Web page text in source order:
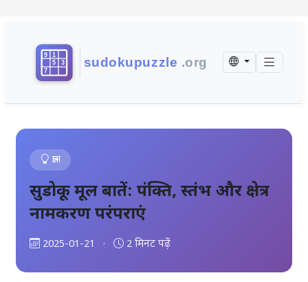
ज्ञान
सुडोकू मूल बातें: पंक्ति, स्तंभ और क्षेत्र
नामकरण परंपराएं
2025-01-21 · 2 मिनट पढ़ें